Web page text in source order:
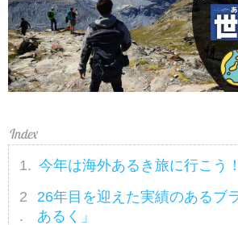
今年は海外あるき旅に行こう
26年目を迎えた実績のあるブ
あるく」